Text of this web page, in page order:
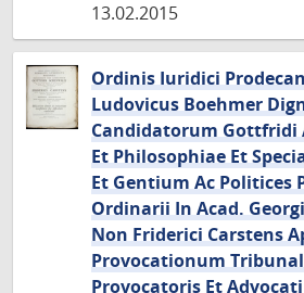
13.02.2015
Ordinis Iuridici
Ludovicus Boehmer
Candidatorum Gottfridi
Et Philosophiae Et
Et Gentium Ac Politices
Ordinarii In Acad.
Non Friderici Carstens
Provocationum
Provocatoris Et